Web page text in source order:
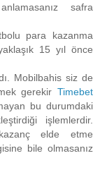
safra
para kazanma
15 yıl önce
Mobilbahis siz de
gerekir Timebet
bu durumdaki
işlemlerdir.
elde etme
bile olmasanız